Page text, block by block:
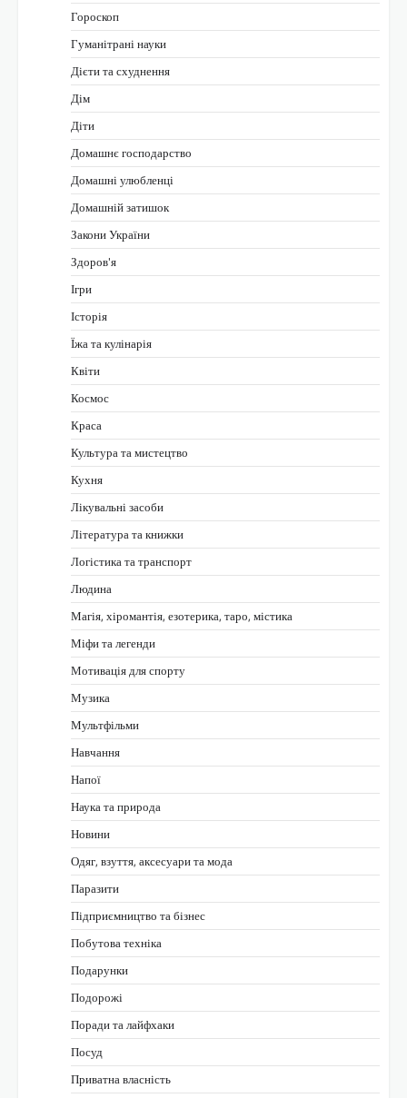
Гороскоп
Гуманітрані науки
Дієти та схуднення
Дім
Діти
Домашнє господарство
Домашні улюбленці
Домашній затишок
Закони України
Здоров'я
Ігри
Історія
Їжа та кулінарія
Квіти
Космос
Краса
Культура та мистецтво
Кухня
Лікувальні засоби
Література та книжки
Логістика та транспорт
Людина
Магія, хіромантія, езотерика, таро, містика
Міфи та легенди
Мотивація для спорту
Музика
Мультфільми
Навчання
Напої
Наука та природа
Новини
Одяг, взуття, аксесуари та мода
Паразити
Підприємництво та бізнес
Побутова техніка
Подарунки
Подорожі
Поради та лайфхаки
Посуд
Приватна власність